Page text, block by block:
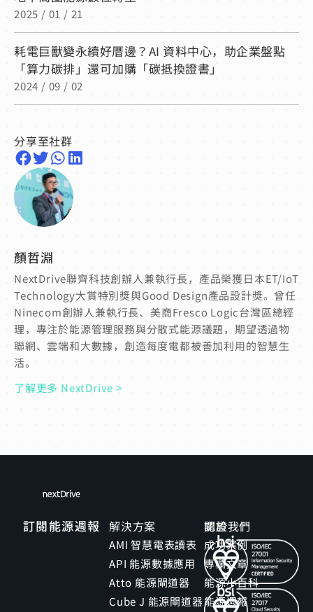
2025 / 01 / 21
耗電巨獸變永續好厝邊？AI 資料中心，助企業盤點
「算力碳排」還可加購「碳抵換證書」
2024 / 09 / 02
分享至社群
顏哲淵
NextDrive聯齊科技創辦人兼執行長，產品榮獲日本ET/IoT
Technology大賞特別獎與Good Design產品設計獎。曾任
Ninecom創辦人兼執行長、美商Fresco Logic台灣區總經
理，專注於能源管理服務與分散式能源議題，期望透過物
聯網、雲端和大數據，創造每度電都被善加利用的智慧生
活。
了解更多 NextDrive >
訂閱能源週報 解決方案
AMI 智慧電表讀表
API 能源數據應用
Atto 能源閘道器
Cube J 能源閘道器
關於我們
成功案例
專欄文章
能源小百科
能源週報
認證